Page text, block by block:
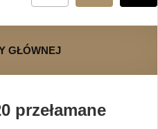
GŁÓWNEJ
przełamane